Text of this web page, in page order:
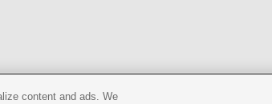
content and ads. We